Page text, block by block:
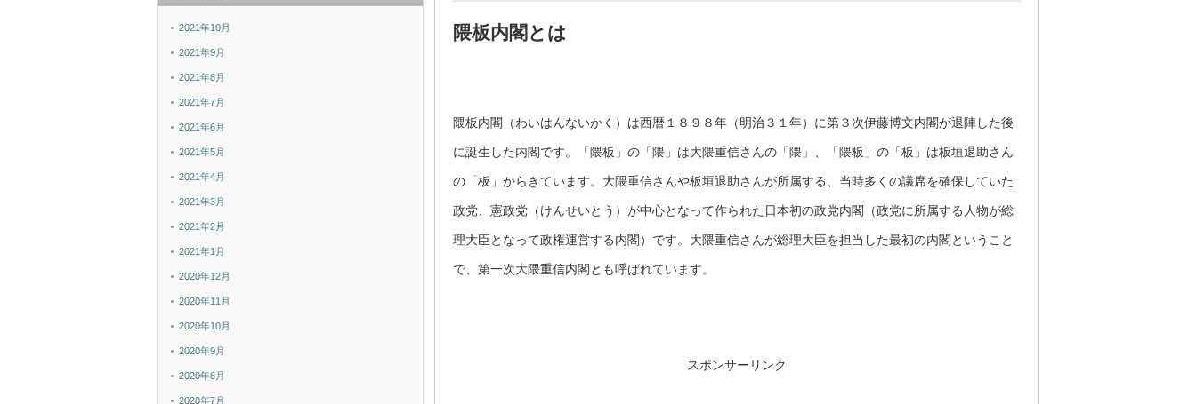
隈板内閣とは
隈板内閣（わいはんないかく）は西暦１８９８年（明治３１年）に第３次伊藤博文内閣が退陣した後
に誕生した内閣です。「隈板」の「隈」は大隈重信さんの「隈」、「隈板」の「板」は板垣退助さん
の「板」からきています。大隈重信さんや板垣退助さんが所属する、当時多くの議席を確保していた
政党、憲政党（けんせいとう）が中心となって作られた日本初の政党内閣（政党に所属する人物が総
理大臣となって政権運営する内閣）です。大隈重信さんが総理大臣を担当した最初の内閣ということ
で、第一次大隈重信内閣とも呼ばれています。
スポンサーリンク
2021年10月
2021年9月
2021年8月
2021年7月
2021年6月
2021年5月
2021年4月
2021年3月
2021年2月
2021年1月
2020年12月
2020年11月
2020年10月
2020年9月
2020年8月
2020年7月